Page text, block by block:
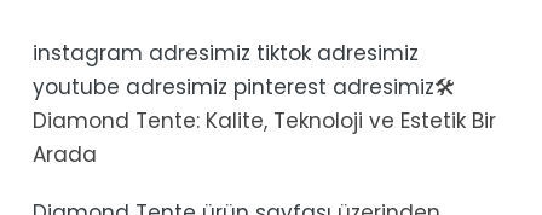
instagram adresimiz tiktok adresimiz
youtube adresimiz pinterest adresimiz🛠️
Diamond Tente: Kalite, Teknoloji ve Estetik Bir
Arada